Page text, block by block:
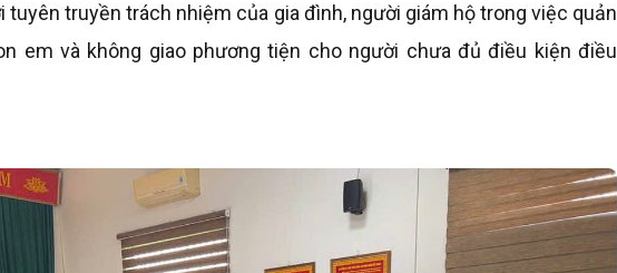
tuyên truyền trách nhiệm của gia đình, người giám hộ trong việc quản
em và không giao phương tiện cho người chưa đủ điều kiện điều